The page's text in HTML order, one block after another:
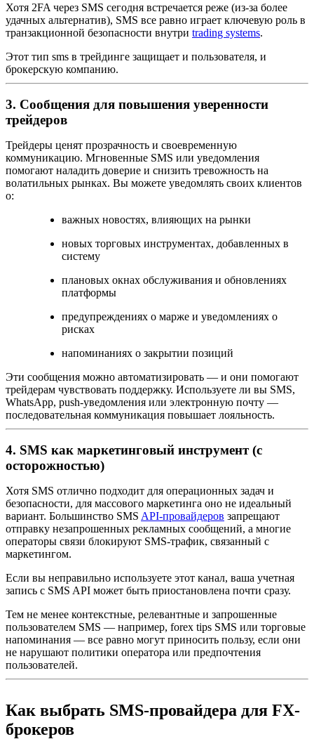
Хотя 2FA через SMS сегодня встречается реже (из-за более
удачных альтернатив), SMS все равно играет ключевую роль в
транзакционной безопасности внутри trading systems.
Этот тип sms в трейдинге защищает и пользователя, и
брокерскую компанию.
3. Сообщения для повышения уверенности
трейдеров
Трейдеры ценят прозрачность и своевременную
коммуникацию. Мгновенные SMS или уведомления
помогают наладить доверие и снизить тревожность на
волатильных рынках. Вы можете уведомлять своих клиентов
о:
важных новостях, влияющих на рынки
новых торговых инструментах, добавленных в
систему
плановых окнах обслуживания и обновлениях
платформы
предупреждениях о марже и уведомлениях о
рисках
напоминаниях о закрытии позиций
Эти сообщения можно автоматизировать — и они помогают
трейдерам чувствовать поддержку. Используете ли вы SMS,
WhatsApp, push-уведомления или электронную почту —
последовательная коммуникация повышает лояльность.
4. SMS как маркетинговый инструмент (с
осторожностью)
Хотя SMS отлично подходит для операционных задач и
безопасности, для массового маркетинга оно не идеальный
вариант. Большинство SMS API-провайдеров запрещают
отправку незапрошенных рекламных сообщений, а многие
операторы связи блокируют SMS-трафик, связанный с
маркетингом.
Если вы неправильно используете этот канал, ваша учетная
запись с SMS API может быть приостановлена почти сразу.
Тем не менее контекстные, релевантные и запрошенные
пользователем SMS — например, forex tips SMS или торговые
напоминания — все равно могут приносить пользу, если они
не нарушают политики оператора или предпочтения
пользователей.
Как выбрать SMS-провайдера для FX-
брокеров